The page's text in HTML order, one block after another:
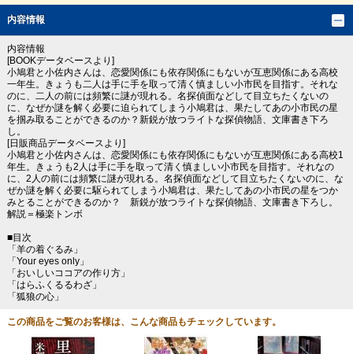
内容情報
内容情報
[BOOKデータベースより]
小鳩君と小佐内さんは、恋愛関係にも依存関係にもないが互恵関係にある高校
一年生。きょうも二人は手に手を取って清く慎ましい小市民を目指す。それな
のに、二人の前には頻繁に謎が現れる。名探偵面などして目立ちたくないの
に、なぜか謎を解く必要に迫られてしまう小鳩君は、果たしてあの小市民の星
を掴み取ることができるのか？新鋭が放つライトな探偵物語、文庫書き下ろ
し。
[日販商品データベースより]
小鳩君と小佐内さんは、恋愛関係にも依存関係にもないが互恵関係にある高校1
年生。きょうも2人は手に手を取って清く慎ましい小市民を目指す。それなの
に、2人の前には頻繁に謎が現れる。名探偵面などして目立ちたくないのに、な
ぜか謎を解く必要に駆られてしまう小鳩君は、果たしてあの小市民の星をつか
みとることができるのか？ 新鋭が放つライトな探偵物語、文庫書き下ろし。
解説＝極楽トンボ
■目次
「羊の着ぐるみ」
「Your eyes only」
「おいしいココアの作り方」
「はらふくるるわざ」
「狐狼の心」
この商品をご覧のお客様は、こんな商品もチェックしています。